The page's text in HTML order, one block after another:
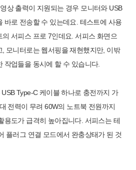
상 출력이 지원되는 경우 모니터와 USB
바로 전송할 수 있는데요. 테스트에 사용
서피스 프로 7인데요. 서피스 화면으
, 모니터로는 웹서핑을 재현했지만, 이밖
작업들을 동시에 할 수 있습니다.
Type-C 케이블 하나로 충전까지 가
전력이 무려 60W의 노트북 전원까지
용도가 급격히 높아집니다. 서피스는 테
플러그 연결 모드에서 완충상태가 된 것